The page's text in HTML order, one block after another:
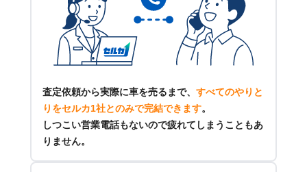
査定依頼から実際に車を売るまで、 すべてのやりと
りをセルカ1社とのみで完結できます。
しつこい営業電話もないので疲れてしまうこともあ
りません。